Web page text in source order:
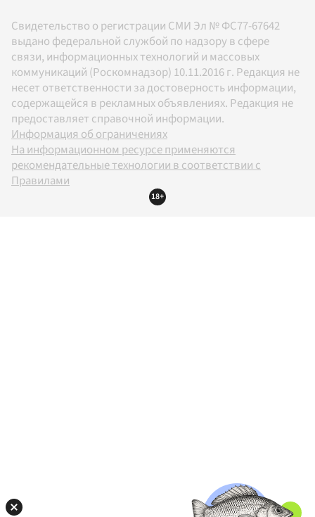
Свидетельство о регистрации СМИ Эл № ФС77-67642
выдано федеральной службой по надзору в сфере
связи, информационных технологий и массовых
коммуникаций (Роскомнадзор) 10.11.2016 г. Редакция не
несет ответственности за достоверность информации,
содержащейся в рекламных объявлениях. Редакция не
предоставляет справочной информации.
Информация об ограничениях
На информационном ресурсе применяются
рекомендательные технологии в соответствии с
Правилами
18+